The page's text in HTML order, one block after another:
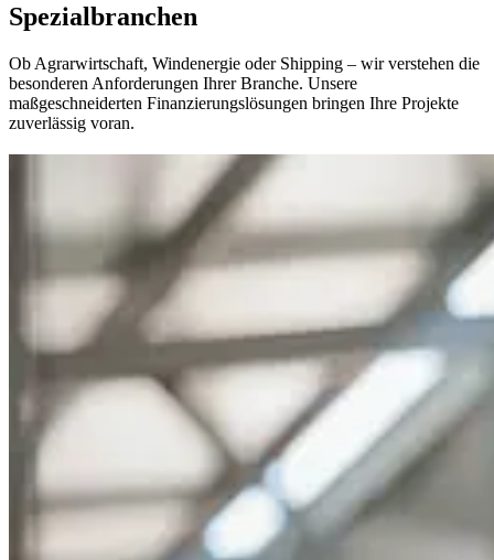
Spezialbranchen
Ob Agrarwirtschaft, Windenergie oder Shipping – wir verstehen die
besonderen Anforderungen Ihrer Branche. Unsere
maßgeschneiderten Finanzierungslösungen bringen Ihre Projekte
zuverlässig voran.